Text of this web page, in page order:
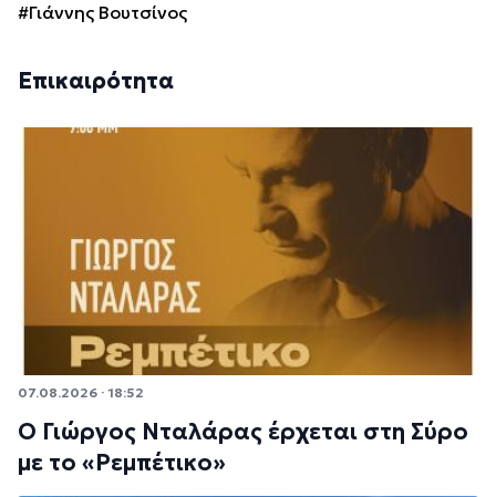
#Γιάννης Βουτσίνος
Επικαιρότητα
07.08.2026 · 18:52
Ο Γιώργος Νταλάρας έρχεται στη Σύρο
με το «Ρεμπέτικο»